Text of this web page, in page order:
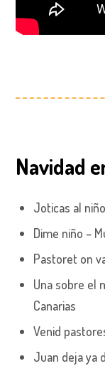
Navidad
Joticas al
Dime niño –
Pastoret on
Una sobre el
Canarias
Venid
Juan deja ya